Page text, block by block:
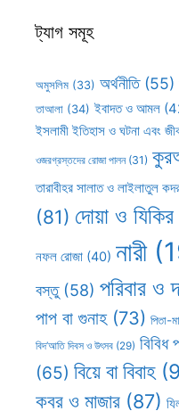
ট্যাগ সমূহ
অমুসলিম (33) অর্থনীতি(55)
তাআলা (34) ইবাদত ও আমল
ইসলামী ইতিহাস ও ঘটনা এবং
ওজরগ্রস্তদের রোজা পালন(31)
তারাবীহর সালাত ও লাইলাতুল
(81) দোয়া ও যিকির
নফল রোজা (40) নারী
বস্তু(58) পরিবার ও
পাপ বা গুনাহ(73) পিতা-
বিদ’আতি দিবস ও উৎসব (29) বিবিধ
(65) বিয়ে বা বিবাহ
কবর ও মাজার (87)